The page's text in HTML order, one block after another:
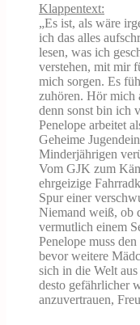
Klappentext:
„Es ist, als wäre
ich das alles
lesen, was ich
verstehen, mit mir
mich sorgen. Es
zuhören. Hör mich
denn sonst bin ich
Penelope arbeitet
Geheime
Minderjährigen
Vom GJK zum
ehrgeizige
Spur einer
Niemand weiß, ob
vermutlich einem
Penelope muss
bevor weitere
sich in die Welt
desto gefährlicher
anzuvertrauen,